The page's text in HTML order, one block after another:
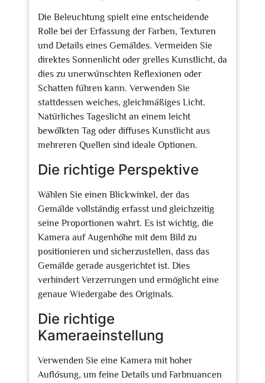
Die Beleuchtung spielt eine entscheidende
Rolle bei der Erfassung der Farben, Texturen
und Details eines Gemäldes. Vermeiden Sie
direktes Sonnenlicht oder grelles Kunstlicht, da
dies zu unerwünschten Reflexionen oder
Schatten führen kann. Verwenden Sie
stattdessen weiches, gleichmäßiges Licht.
Natürliches Tageslicht an einem leicht
bewölkten Tag oder diffuses Kunstlicht aus
mehreren Quellen sind ideale Optionen.
Die richtige Perspektive
Wählen Sie einen Blickwinkel, der das
Gemälde vollständig erfasst und gleichzeitig
seine Proportionen wahrt. Es ist wichtig, die
Kamera auf Augenhöhe mit dem Bild zu
positionieren und sicherzustellen, dass das
Gemälde gerade ausgerichtet ist. Dies
verhindert Verzerrungen und ermöglicht eine
genaue Wiedergabe des Originals.
Die richtige
Kameraeinstellung
Verwenden Sie eine Kamera mit hoher
Auflösung, um feine Details und Farbnuancen